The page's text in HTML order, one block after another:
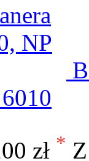
zł *